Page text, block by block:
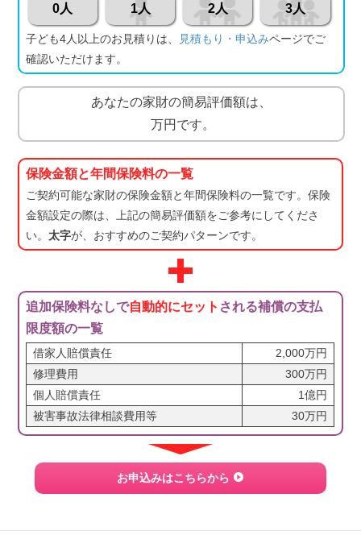
0人 1人 2人 3人
子ども4人以上のお見積りは、 見積もり・申込みページでご
確認いただけます。
あなたの家財の簡易評価額は、
万円です。
保険金額と年間保険料の一覧
ご契約可能な家財の保険金額と年間保険料の一覧です。保険
金額設定の際は、上記の簡易評価額をご参考にしてくださ
い。太字が、おすすめのご契約パターンです。
追加保険料なしで自動的にセット される補償の支払
限度額の一覧
借家人賠償責任
2,000万円
修理費用
300万円
個人賠償責任
1億円
被害事故法律相談費用等
30万円
お申込みはこちらから